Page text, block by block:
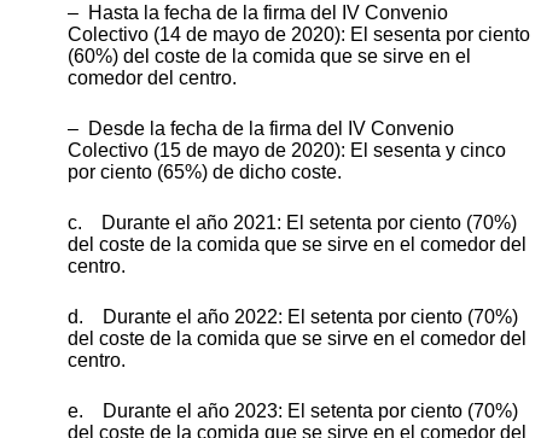
– Hasta la fecha de la firma del IV Convenio
Colectivo (14 de mayo de 2020): El sesenta por ciento
(60%) del coste de la comida que se sirve en el
comedor del centro.
– Desde la fecha de la firma del IV Convenio
Colectivo (15 de mayo de 2020): El sesenta y cinco
por ciento (65%) de dicho coste.
c. Durante el año 2021: El setenta por ciento (70%)
del coste de la comida que se sirve en el comedor del
centro.
d. Durante el año 2022: El setenta por ciento (70%)
del coste de la comida que se sirve en el comedor del
centro.
e. Durante el año 2023: El setenta por ciento (70%)
del coste de la comida que se sirve en el comedor del